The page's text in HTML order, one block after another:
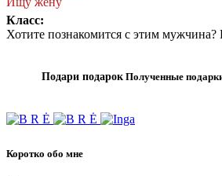
Класс:
Хотите познакомится с этим
Подари подарок Полученные
Коротко обо мне